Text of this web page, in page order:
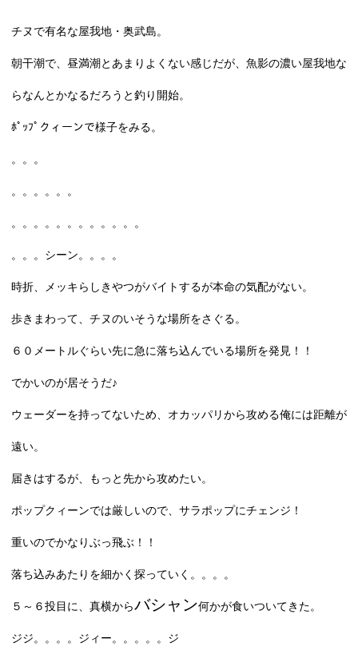
チヌで有名な屋我地・奥武島。
朝干潮で、昼満潮とあまりよくない感じだが、魚影の濃い屋我地な
らなんとかなるだろうと釣り開始。
ﾎﾟｯﾌﾟクィーンで様子をみる。
。。。
。。。。。。
。。。。。。。。。。。。
。。。シーン。。。。
時折、メッキらしきやつがバイトするが本命の気配がない。
歩きまわって、チヌのいそうな場所をさぐる。
６０メートルぐらい先に急に落ち込んでいる場所を発見！！
でかいのが居そうだ♪
ウェーダーを持ってないため、オカッパリから攻める俺には距離が
遠い。
届きはするが、もっと先から攻めたい。
ポップクィーンでは厳しいので、サラポップにチェンジ！
重いのでかなりぶっ飛ぶ！！
落ち込みあたりを細かく探っていく。。。。
５～６投目に、真横からバシャン何かが食いついてきた。
ジジ。。。。ジィー。。。。。ジ